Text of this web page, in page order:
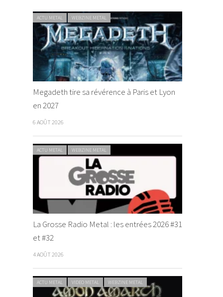
ACTU METAL WEBZINE METAL
Megadeth tire sa révérence à Paris et Lyon
en 2027
6 AOÛT 2026
ACTU METAL WEBZINE METAL
La Grosse Radio Metal : les entrées 2026 #31
et #32
4 AOÛT 2026
ACTU METAL VIDEO METAL WEBZINE METAL